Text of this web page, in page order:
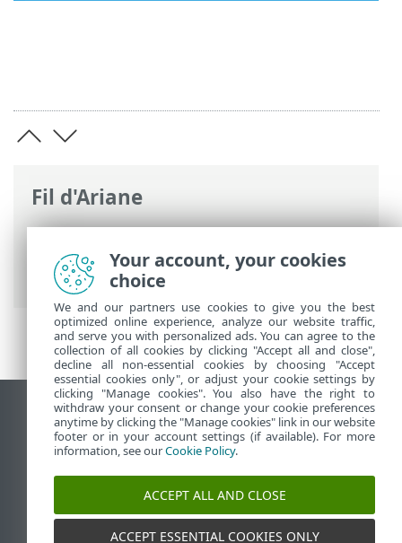
Fil d'Ariane
Aide en ligne d'ESET>ESET Mail Security
Installer / Mettre à niveau> Mettre à
niveau vers la version la plus récente?
Afficher le site pour ordinateur de bureau
End of Life
Base de connaissances ESET
Forum ESET
ESET Status Portal
Assistance régionale
Your account, your cookies
choice
We and our partners use cookies to give you the best
optimized online experience, analyze our website traffic,
and serve you with personalized ads. You can agree to the
collection of all cookies by clicking "Accept all and close",
decline all non-essential cookies by choosing "Accept
essential cookies only", or adjust your cookie settings by
clicking "Manage cookies". You also have the right to
withdraw your consent or change your cookie preferences
anytime by clicking the "Manage cookies" link in our website
footer or in your account settings (if available). For more
information, see ourCookie Policy.
ACCEPT ALL AND CLOSE
ACCEPT ESSENTIAL COOKIES ONLY